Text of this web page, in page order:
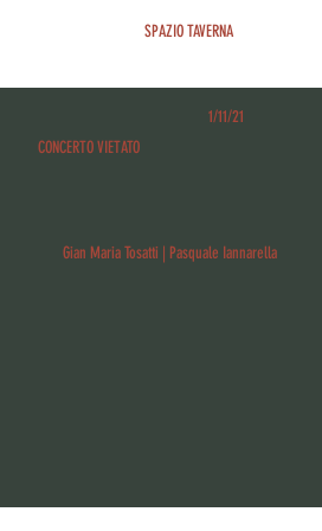
SPAZIO TAVERNA
CONCERTO VIETATO
1/11/21
Gian Maria Tosatti | Pasquale Iannarella